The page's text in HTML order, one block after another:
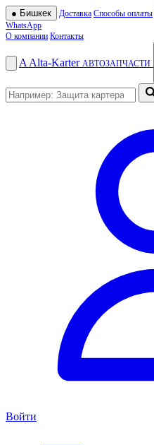
● Бишкек Доставка Способы оплаты
WhatsApp
О компании Контакты
A Alta-Karter АВТОЗАПЧАСТИ
Войти